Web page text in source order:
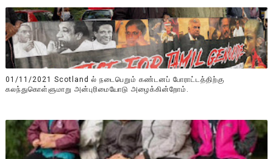
01/11/2021 Scotland ல் நடைபெறும் கண்டனப் போராட்டத்திற்கு
கலந்துகொள்ளுமாறு அன்புரிமையோடு அழைக்கின்றோம்.